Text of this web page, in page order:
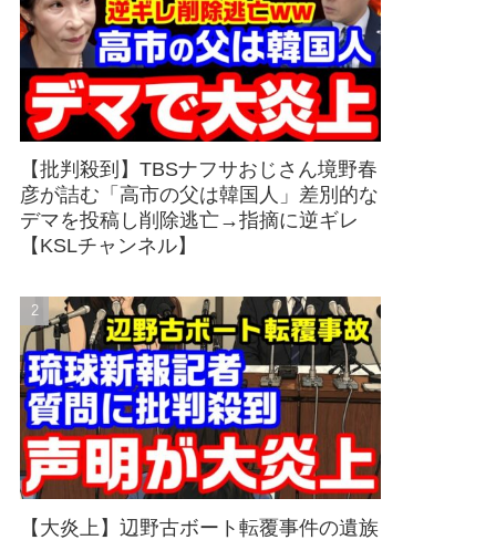
【批判殺到】TBSナフサおじさん境野春
彦が詰む「高市の父は韓国人」差別的な
デマを投稿し削除逃亡→指摘に逆ギレ
【KSLチャンネル】
【大炎上】辺野古ボート転覆事件の遺族